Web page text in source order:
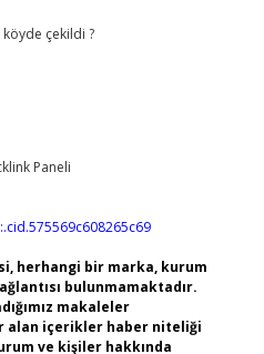
köyde çekildi ?
herhangi bir marka, kurum
bulunmamaktadır.
makaleler
alan içerikler haber niteliği
ve kişiler hakkında